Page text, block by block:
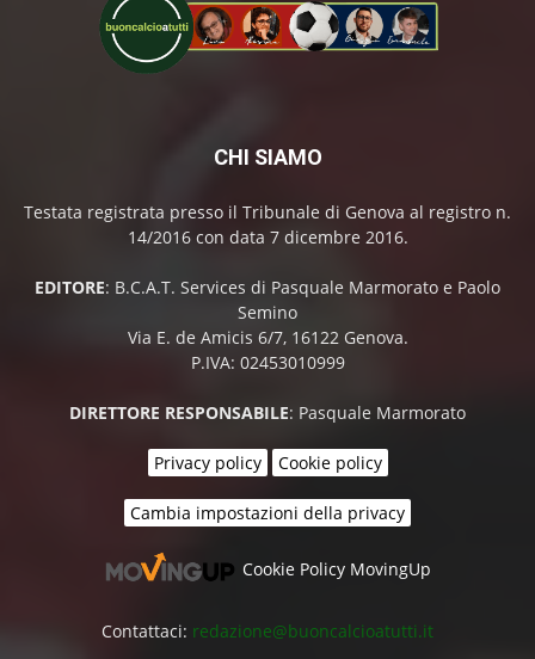
CHI SIAMO
Testata registrata presso il Tribunale di Genova al registro n.
14/2016 con data 7 dicembre 2016.
EDITORE: B.C.A.T. Services di Pasquale Marmorato e Paolo
Semino
Via E. de Amicis 6/7, 16122 Genova.
P.IVA: 02453010999
DIRETTORE RESPONSABILE: Pasquale Marmorato
Privacy policy Cookie policy
Cambia impostazioni della privacy
Cookie Policy MovingUp
Contattaci: redazione@buoncalcioatutti.it